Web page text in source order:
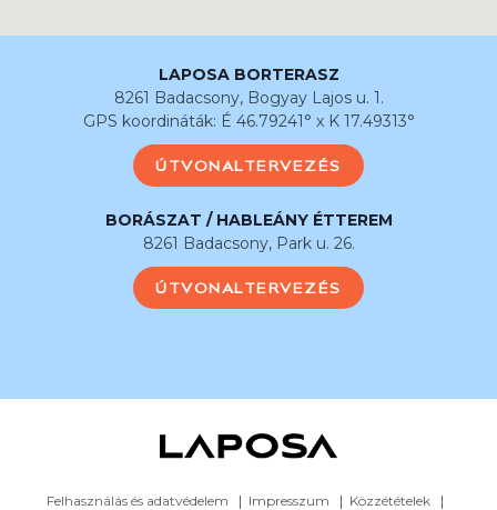
LAPOSA BORTERASZ
8261 Badacsony, Bogyay Lajos u. 1.
GPS koordináták: É 46.79241° x K 17.49313°
ÚTVONALTERVEZÉS
BORÁSZAT / HABLEÁNY ÉTTEREM
8261 Badacsony, Park u. 26.
ÚTVONALTERVEZÉS
Felhasználás és adatvédelem Impresszum
Közzétételek